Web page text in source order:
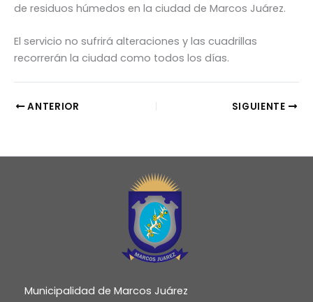
de residuos húmedos en la ciudad de Marcos Juárez.
El servicio no sufrirá alteraciones y las cuadrillas
recorrerán la ciudad como todos los días.
ANTERIOR SIGUIENTE
Municipalidad de Marcos Juárez